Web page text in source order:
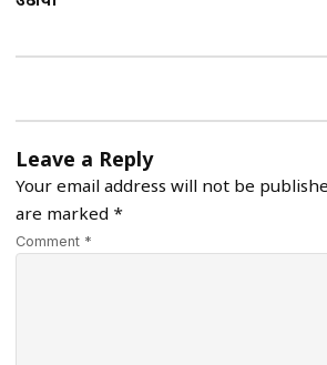
Leave a Reply
Your email address will not be
are marked *
Comment *